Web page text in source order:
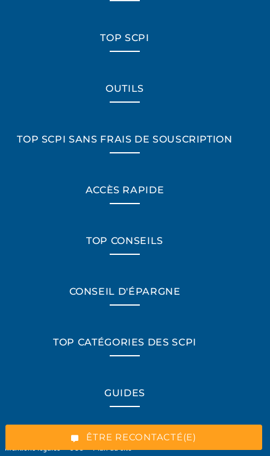
“Excellent”, 165 avis
ÊTRE RECONTACTÉ(E)
TOP SCPI
OUTILS
TOP SCPI SANS FRAIS DE SOUSCRIPTION
ACCÈS RAPIDE
TOP CONSEILS
CONSEIL D'ÉPARGNE
TOP CATÉGORIES DES SCPI
GUIDES
Mentions légales